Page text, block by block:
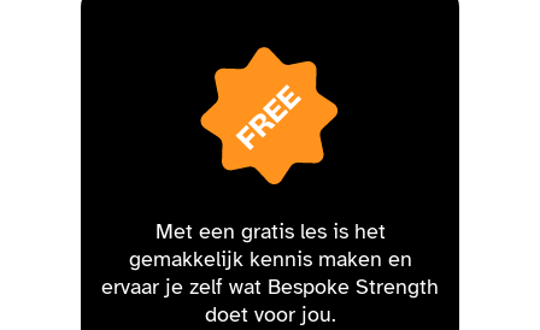
Met een gratis les is het
gemakkelijk kennis maken en
ervaar je zelf wat Bespoke Strength
doet voor jou.